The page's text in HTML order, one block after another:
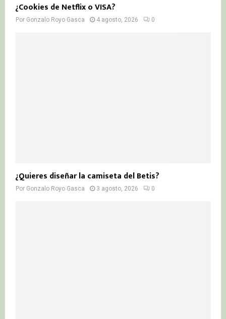
¿Cookies de Netflix o VISA?
Por Gonzalo Royo Gasca 4 agosto, 2026 0
¿Quieres diseñar la camiseta del Betis?
Por Gonzalo Royo Gasca 3 agosto, 2026 0